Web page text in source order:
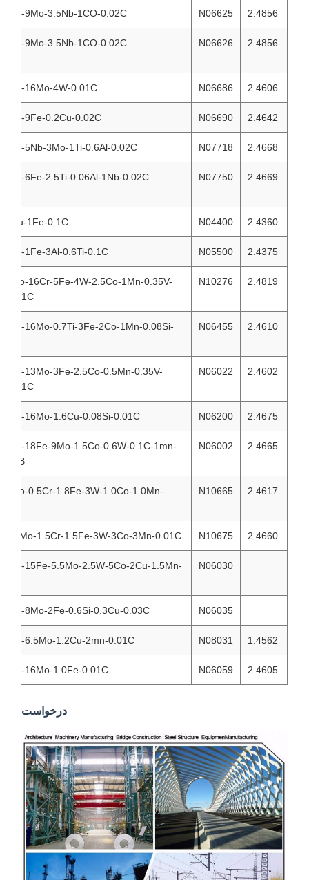
2.4856
N06625
21Cr-9Mo-3.5Nb-1CO-0.02C
2.4856
N06626
21Cr-9Mo-3.5Nb-1CO-0.02C
2.4606
N06686
21Cr-16Mo-4W-0.01C
2.4642
N06690
30Cr-9Fe-0.2Cu-0.02C
2.4668
N07718
19Cr-5Nb-3Mo-1Ti-0.6Al-0.02C
2.4669
N07750
15Cr-6Fe-2.5Ti-0.06Al-1Nb-0.02C
2.4360
N04400
32Cu-1Fe-0.1C
2.4375
N05500
30Cr-1Fe-3Al-0.6Ti-0.1C
2.4819
N10276
16Mo-16Cr-5Fe-4W-2.5Co-1Mn-0.35V-
0.01C
2.4610
N06455
16Cr-16Mo-0.7Ti-3Fe-2Co-1Mn-0.08Si-
2.4602
N06022
22Cr-13Mo-3Fe-2.5Co-0.5Mn-0.35V-
0.01C
2.4675
N06200
23Cr-16Mo-1.6Cu-0.08Si-0.01C
2.4665
N06002
22Cr-18Fe-9Mo-1.5Co-0.6W-0.1C-1mn-
0.008B
2.4617
N10665
28Mo-0.5Cr-1.8Fe-3W-1.0Co-1.0Mn-
2.4660
N10675
28.5Mo-1.5Cr-1.5Fe-3W-3Co-3Mn-0.01C
N06030
30Cr-15Fe-5.5Mo-2.5W-5Co-2Cu-1.5Mn-
N06035
33Cr-8Mo-2Fe-0.6Si-0.3Cu-0.03C
1.4562
N08031
27Cr-6.5Mo-1.2Cu-2mn-0.01C
2.4605
N06059
23Cr-16Mo-1.0Fe-0.01C
درخواست